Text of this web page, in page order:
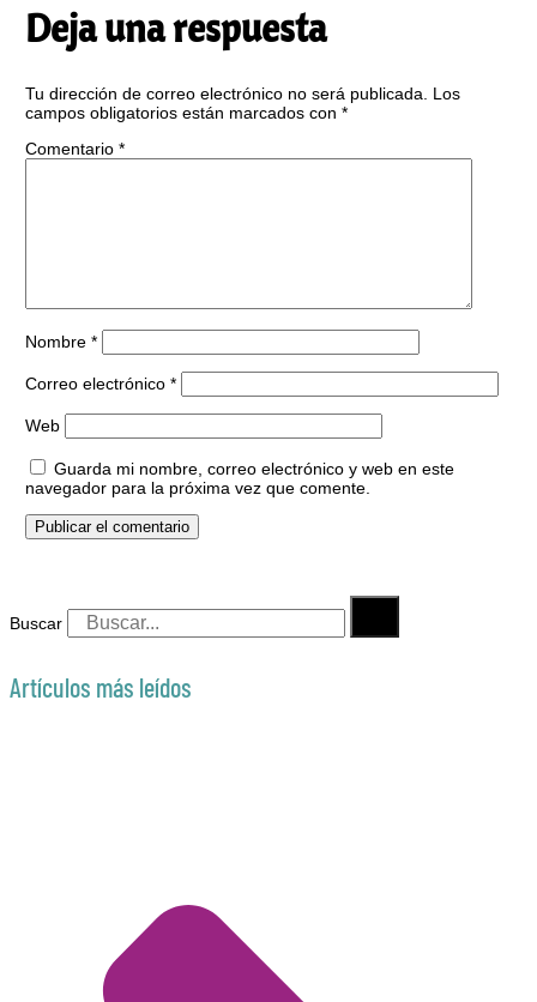
Deja una respuesta
Tu dirección de correo electrónico no será publicada.
Los
campos obligatorios están marcados con *
Comentario *
Nombre *
Correo electrónico *
Web
Guarda mi nombre, correo electrónico y web en este
navegador para la próxima vez que comente.
Buscar
Artículos más leídos